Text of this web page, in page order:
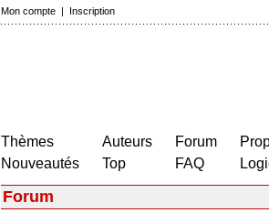
Mon compte | Inscription
Thèmes
Nouveautés
Auteurs
Top
Forum
FAQ
Forum